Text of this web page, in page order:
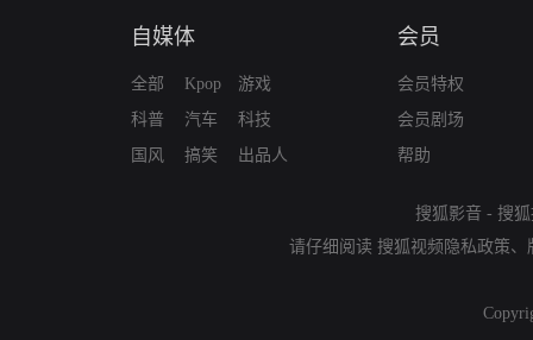
自媒体
全部
科普
国风
Kpop
汽车
搞笑
游戏
科技
出品人
会员
会员特权
会员剧场
帮助
搜狐影音 - 搜
请仔细阅读 搜狐视频隐私政策、